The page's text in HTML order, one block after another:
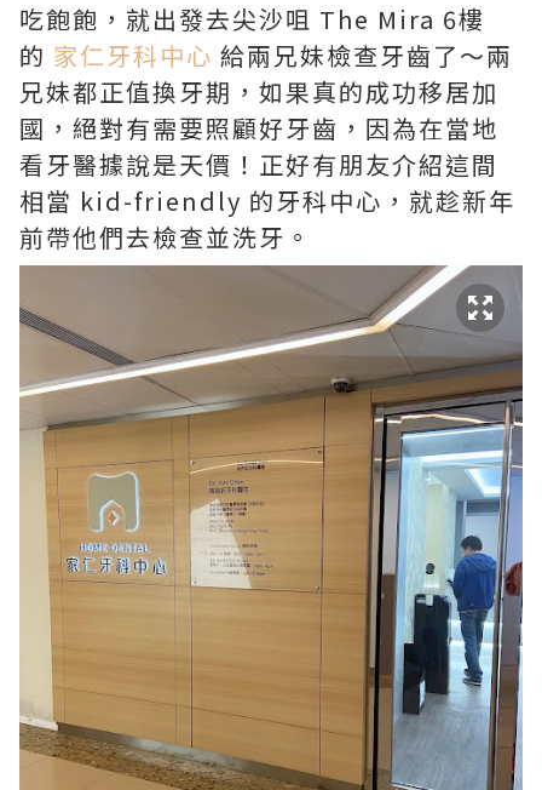
吃飽飽，就出發去尖沙咀 The Mira 6樓
的 家仁牙科中心 給兩兄妹檢查牙齒了～兩
兄妹都正值換牙期，如果真的成功移居加
國，絕對有需要照顧好牙齒，因為在當地
看牙醫據說是天價！正好有朋友介紹這間
相當 kid-friendly 的牙科中心，就趁新年
前帶他們去檢查並洗牙。